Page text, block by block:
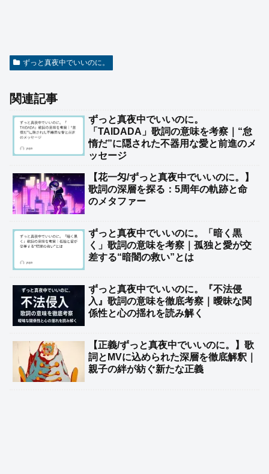
ずっと真夜中でいいのに。
関連記事
ずっと真夜中でいいのに。
「TAIDADA」歌詞の意味を考察｜“怠
惰だ”に隠された不器用な愛と前進のメ
ッセージ
【花一匁/ずっと真夜中でいいのに。】
歌詞の深層を探る：5周年の軌跡と命
のメタファー
ずっと真夜中でいいのに。「暗く黒
く」歌詞の意味を考察｜孤独と愛が交
差する“暗闇の救い”とは
ずっと真夜中でいいのに。『不法侵
入』歌詞の意味を徹底考察｜曖昧な関
係性と心の揺れを読み解く
【正義/ずっと真夜中でいいのに。】歌
詞とMVに込められた深層を徹底解釈｜
親子の絆が紡ぐ新たな正義